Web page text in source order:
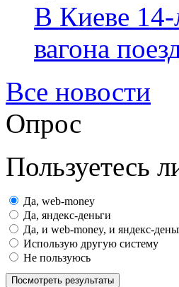
В Киеве 14-
вагона
Все новости
Опрос
Пользуетесь
Да, web-money
Да, яндекс-деньги
Да, и web-money, и яндекс-
Использую другую систему
Не пользуюсь
Посмотреть результаты